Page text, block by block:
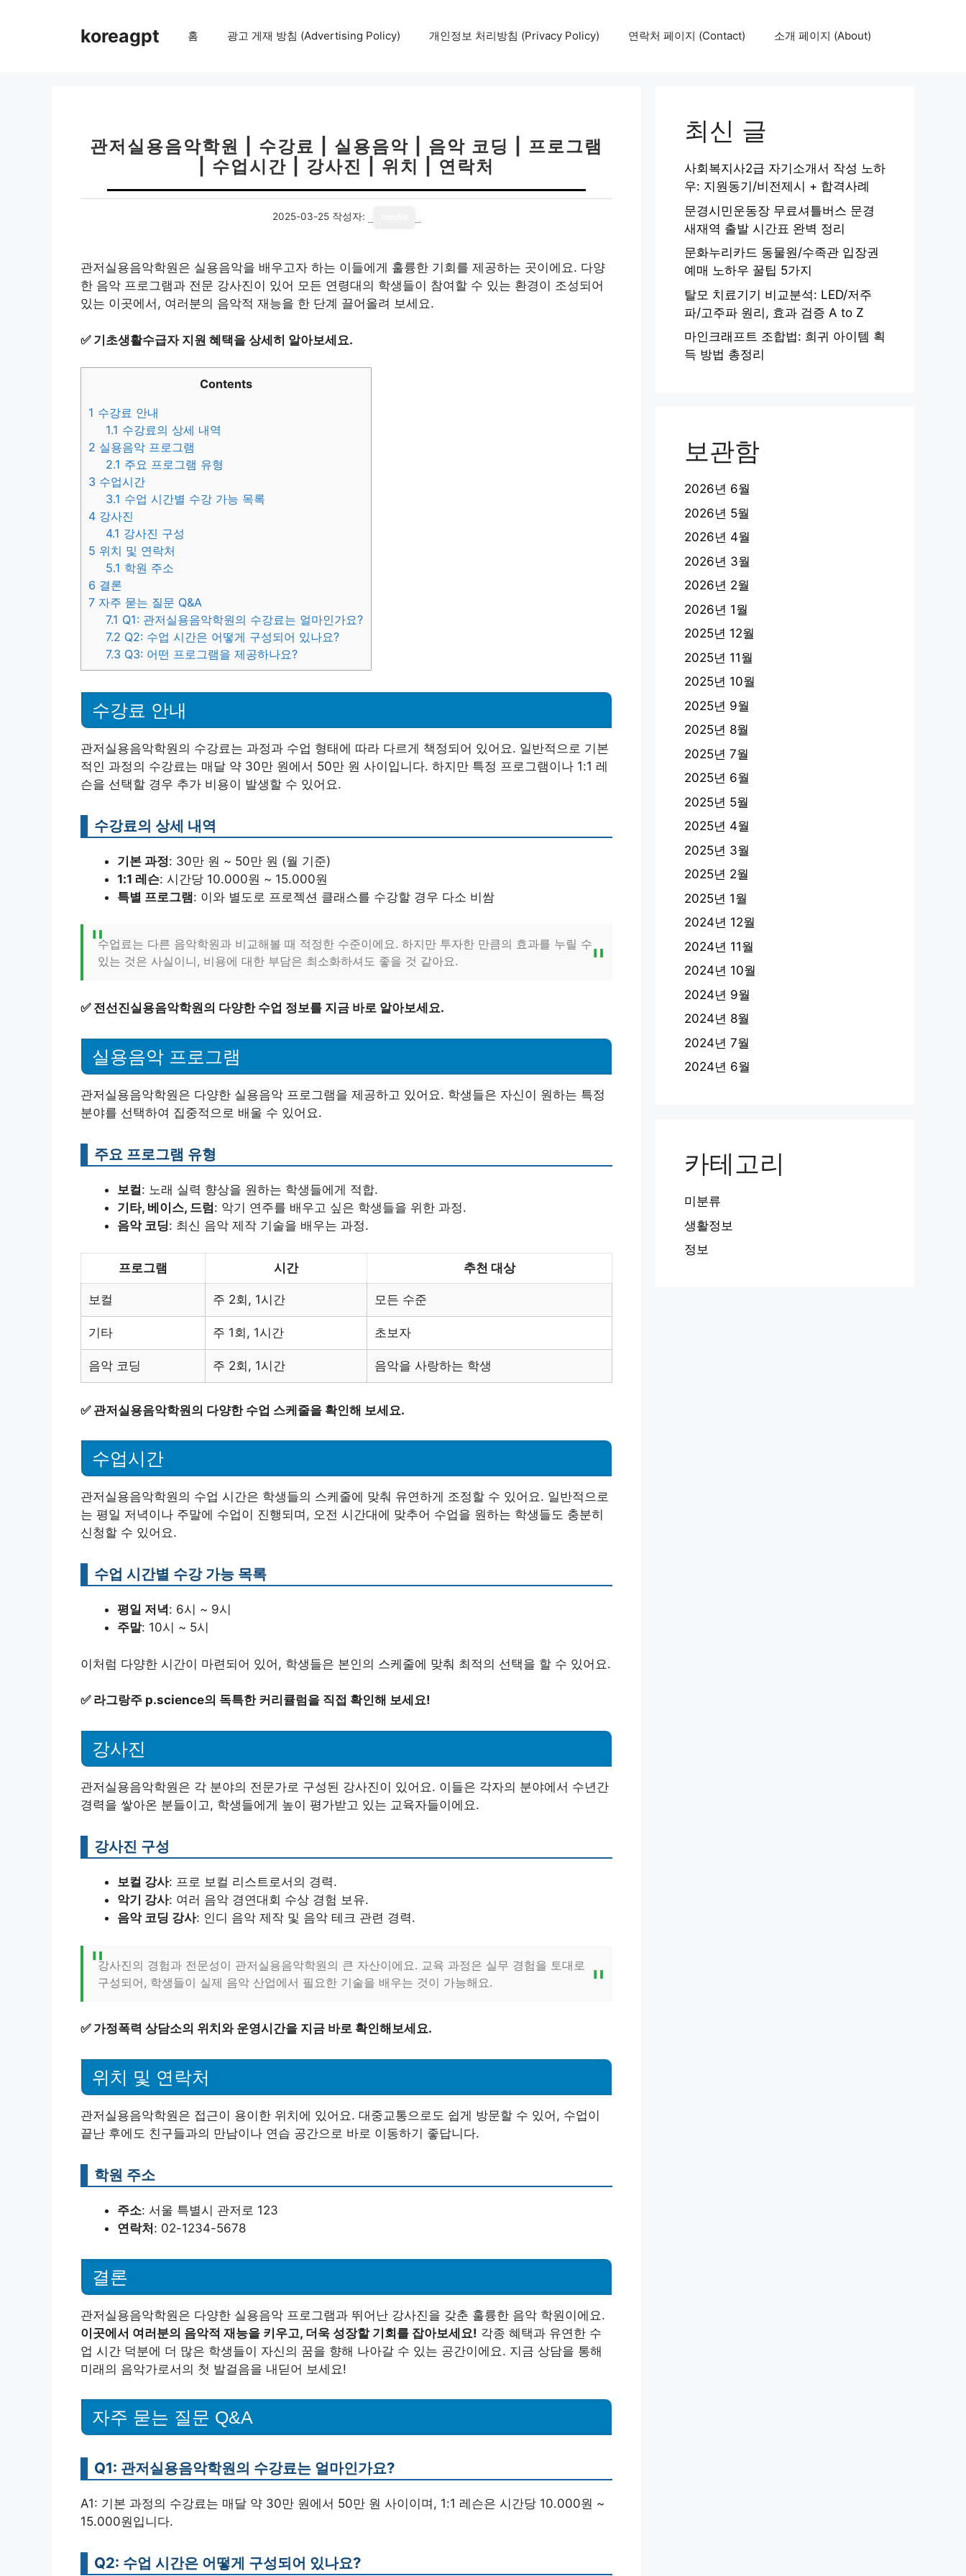
koreagpt 홈 광고 게재 방침 (Advertising Policy) 개인정보 처리방침 (Privacy Policy) 연락처 페이지 (Contact) 소개 페이지 (About)
관저실용음악학원 | 수강료 | 실용음악 | 음악 코딩 | 프로그램
| 수업시간 | 강사진 | 위치 | 연락처
2025-03-25 작성자:
관저실용음악학원은 실용음악을 배우고자 하는 이들에게 훌륭한 기회를 제공하는 곳이에요. 다양
한 음악 프로그램과 전문 강사진이 있어 모든 연령대의 학생들이 참여할 수 있는 환경이 조성되어
있는 이곳에서, 여러분의 음악적 재능을 한 단계 끌어올려 보세요.
✅ 기초생활수급자 지원 혜택을 상세히 알아보세요.
Contents
1 수강료 안내
1.1 수강료의 상세 내역
2 실용음악 프로그램
2.1 주요 프로그램 유형
3 수업시간
3.1 수업 시간별 수강 가능 목록
4 강사진
4.1 강사진 구성
5 위치 및 연락처
5.1 학원 주소
6 결론
7 자주 묻는 질문 Q&A
7.1 Q1: 관저실용음악학원의 수강료는 얼마인가요?
7.2 Q2: 수업 시간은 어떻게 구성되어 있나요?
7.3 Q3: 어떤 프로그램을 제공하나요?
수강료 안내
관저실용음악학원의 수강료는 과정과 수업 형태에 따라 다르게 책정되어 있어요. 일반적으로 기본
적인 과정의 수강료는 매달 약 30만 원에서 50만 원 사이입니다. 하지만 특정 프로그램이나 1:1 레
슨을 선택할 경우 추가 비용이 발생할 수 있어요.
수강료의 상세 내역
기본 과정: 30만 원 ~ 50만 원 (월 기준)
1:1 레슨: 시간당 10.000원 ~ 15.000원
특별 프로그램: 이와 별도로 프로젝션 클래스를 수강할 경우 다소 비쌈
수업료는 다른 음악학원과 비교해볼 때 적정한 수준이에요. 하지만 투자한 만큼의 효과를 누릴 수
있는 것은 사실이니, 비용에 대한 부담은 최소화하셔도 좋을 것 같아요.
✅ 전선진실용음악학원의 다양한 수업 정보를 지금 바로 알아보세요.
실용음악 프로그램
관저실용음악학원은 다양한 실용음악 프로그램을 제공하고 있어요. 학생들은 자신이 원하는 특정
분야를 선택하여 집중적으로 배울 수 있어요.
주요 프로그램 유형
보컬: 노래 실력 향상을 원하는 학생들에게 적합.
기타, 베이스, 드럼: 악기 연주를 배우고 싶은 학생들을 위한 과정.
음악 코딩: 최신 음악 제작 기술을 배우는 과정.
프로그램 시간 추천 대상
보컬 주 2회, 1시간 모든 수준
기타 주 1회, 1시간 초보자
음악 코딩 주 2회, 1시간 음악을 사랑하는 학생
✅ 관저실용음악학원의 다양한 수업 스케줄을 확인해 보세요.
수업시간
관저실용음악학원의 수업 시간은 학생들의 스케줄에 맞춰 유연하게 조정할 수 있어요. 일반적으로
는 평일 저녁이나 주말에 수업이 진행되며, 오전 시간대에 맞추어 수업을 원하는 학생들도 충분히
신청할 수 있어요.
수업 시간별 수강 가능 목록
평일 저녁: 6시 ~ 9시
주말: 10시 ~ 5시
이처럼 다양한 시간이 마련되어 있어, 학생들은 본인의 스케줄에 맞춰 최적의 선택을 할 수 있어요.
✅ 라그랑주 p.science의 독특한 커리큘럼을 직접 확인해 보세요!
강사진
관저실용음악학원은 각 분야의 전문가로 구성된 강사진이 있어요. 이들은 각자의 분야에서 수년간
경력을 쌓아온 분들이고, 학생들에게 높이 평가받고 있는 교육자들이에요.
강사진 구성
보컬 강사: 프로 보컬 리스트로서의 경력.
악기 강사: 여러 음악 경연대회 수상 경험 보유.
음악 코딩 강사: 인디 음악 제작 및 음악 테크 관련 경력.
강사진의 경험과 전문성이 관저실용음악학원의 큰 자산이에요. 교육 과정은 실무 경험을 토대로
구성되어, 학생들이 실제 음악 산업에서 필요한 기술을 배우는 것이 가능해요.
✅ 가정폭력 상담소의 위치와 운영시간을 지금 바로 확인해보세요.
위치 및 연락처
관저실용음악학원은 접근이 용이한 위치에 있어요. 대중교통으로도 쉽게 방문할 수 있어, 수업이
끝난 후에도 친구들과의 만남이나 연습 공간으로 바로 이동하기 좋답니다.
학원 주소
주소: 서울 특별시 관저로 123
연락처: 02-1234-5678
결론
관저실용음악학원은 다양한 실용음악 프로그램과 뛰어난 강사진을 갖춘 훌륭한 음악 학원이에요.
이곳에서 여러분의 음악적 재능을 키우고, 더욱 성장할 기회를 잡아보세요! 각종 혜택과 유연한 수
업 시간 덕분에 더 많은 학생들이 자신의 꿈을 향해 나아갈 수 있는 공간이에요. 지금 상담을 통해
미래의 음악가로서의 첫 발걸음을 내딛어 보세요!
자주 묻는 질문 Q&A
Q1: 관저실용음악학원의 수강료는 얼마인가요?
A1: 기본 과정의 수강료는 매달 약 30만 원에서 50만 원 사이이며, 1:1 레슨은 시간당 10.000원 ~
15.000원입니다.
Q2: 수업 시간은 어떻게 구성되어 있나요?
최신 글
사회복지사2급 자기소개서 작성 노하
우: 지원동기/비전제시 + 합격사례
문경시민운동장 무료셔틀버스 문경
새재역 출발 시간표 완벽 정리
문화누리카드 동물원/수족관 입장권
예매 노하우 꿀팁 5가지
탈모 치료기기 비교분석: LED/저주
파/고주파 원리, 효과 검증 A to Z
마인크래프트 조합법: 희귀 아이템 획
득 방법 총정리
보관함
2026년 6월
2026년 5월
2026년 4월
2026년 3월
2026년 2월
2026년 1월
2025년 12월
2025년 11월
2025년 10월
2025년 9월
2025년 8월
2025년 7월
2025년 6월
2025년 5월
2025년 4월
2025년 3월
2025년 2월
2025년 1월
2024년 12월
2024년 11월
2024년 10월
2024년 9월
2024년 8월
2024년 7월
2024년 6월
카테고리
미분류
생활정보
정보